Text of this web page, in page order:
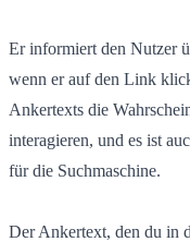
Er informiert den Nutzer
wenn er auf den Link
Ankertexts die
interagieren, und es ist
für die Suchmaschine.
Der Ankertext, den du in